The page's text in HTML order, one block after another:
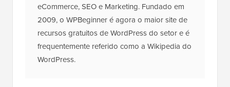
eCommerce, SEO e Marketing. Fundado em
2009, o WPBeginner é agora o maior site de
recursos gratuitos de WordPress do setor e é
frequentemente referido como a Wikipedia do
WordPress.